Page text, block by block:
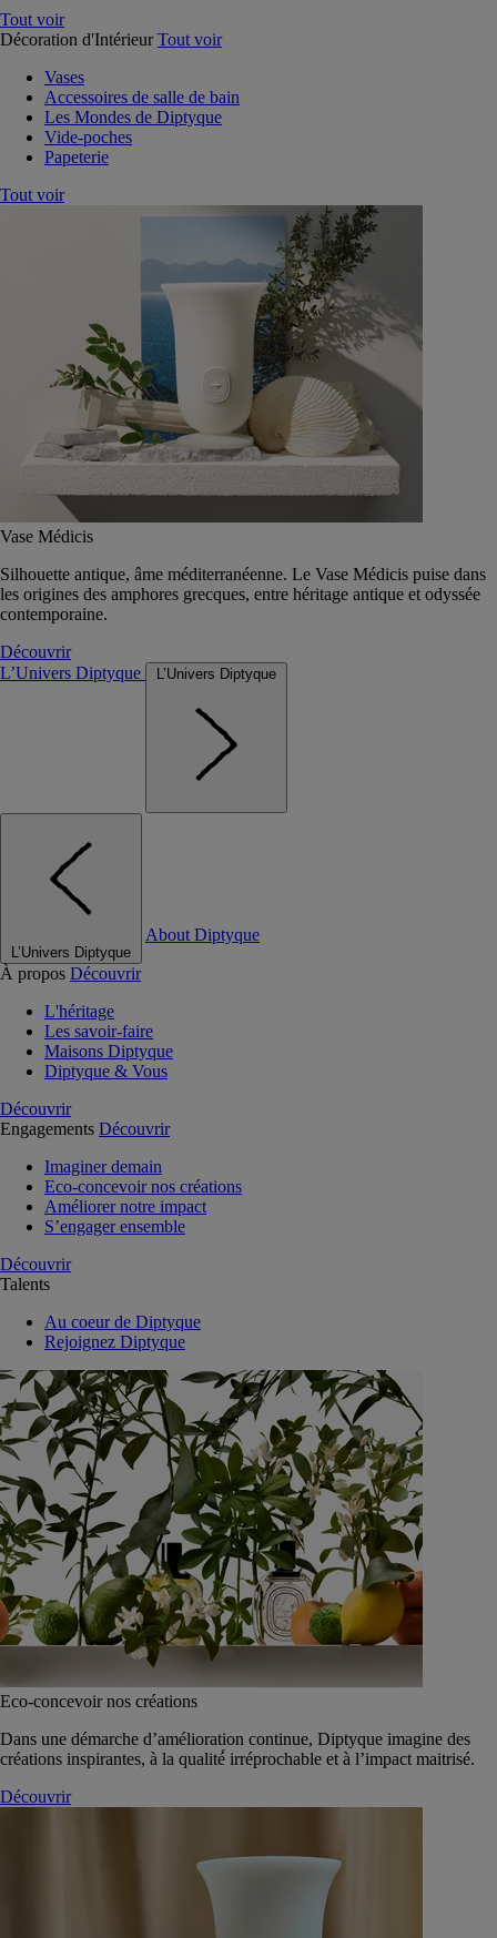
Tout voir
Décoration d'Intérieur Tout voir
Vases
Accessoires de salle de bain
Les Mondes de Diptyque
Vide-poches
Papeterie
Tout voir
Vase Médicis
Silhouette antique, âme méditerranéenne. Le Vase Médicis puise dans
les origines des amphores grecques, entre héritage antique et odyssée
contemporaine.
Découvrir
L’Univers Diptyque
L’Univers Diptyque
L’Univers Diptyque
About Diptyque
À propos Découvrir
L'héritage
Les savoir-faire
Maisons Diptyque
Diptyque & Vous
Découvrir
Engagements Découvrir
Imaginer demain
Eco-concevoir nos créations
Améliorer notre impact
S’engager ensemble
Découvrir
Talents
Au coeur de Diptyque
Rejoignez Diptyque
Eco-concevoir nos créations
Dans une démarche d’amélioration continue, Diptyque imagine des
créations inspirantes, à la qualité́ irréprochable et à l’impact maitrisé.
Découvrir